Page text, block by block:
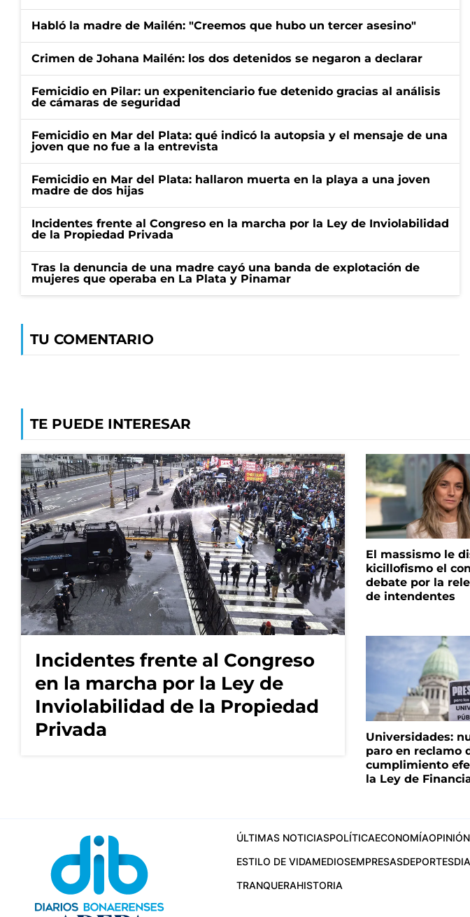
Habló la madre de Mailén: "Creemos que hubo un tercer asesino"
Crimen de Johana Mailén: los dos detenidos se negaron a declarar
Femicidio en Pilar: un expenitenciario fue detenido gracias al análisis
de cámaras de seguridad
Femicidio en Mar del Plata: qué indicó la autopsia y el mensaje de una
joven que no fue a la entrevista
Femicidio en Mar del Plata: hallaron muerta en la playa a una joven
madre de dos hijas
Incidentes frente al Congreso en la marcha por la Ley de Inviolabilidad
de la Propiedad Privada
Tras la denuncia de una madre cayó una banda de explotación de
mujeres que operaba en La Plata y Pinamar
TU COMENTARIO
TE PUEDE INTERESAR
Incidentes frente al Congreso
en la marcha por la Ley de
Inviolabilidad de la Propiedad
Privada
El massismo le
kicillofismo el
debate por la
de intendentes
Universidades:
paro en reclamo
cumplimiento
la Ley de
ÚLTIMAS NOTICIASPOLÍTICAECONOMÍAOPINIÓN
ESTILO DE VIDAMEDIOSEMPRESASDEPORTES
TRANQUERAHISTORIA